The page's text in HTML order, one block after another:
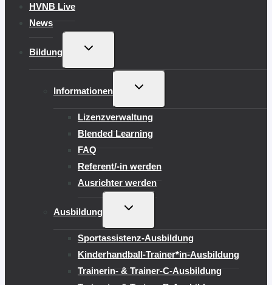
HVNB Live
News
Bildung
UNTERMENÜ
Informationen
UNTERMENÜ
Lizenzverwaltung
Blended Learning
FAQ
Referent/-in werden
Ausrichter werden
Ausbildung
UNTERMENÜ
Sportassistenz-Ausbildung
Kinderhandball-Trainer*in-Ausbildung
Trainerin- & Trainer-C-Ausbildung